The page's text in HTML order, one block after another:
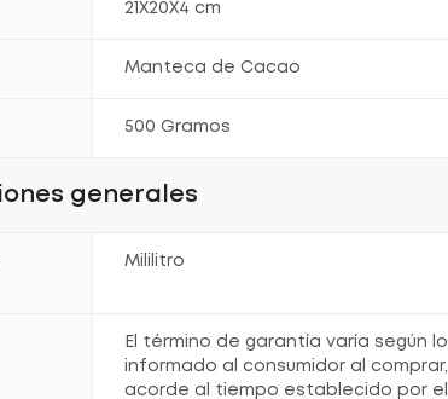
21X20X4 cm
Manteca de Cacao
500 Gramos
generales
Mililitro
El término de garantía varía según lo
informado al consumidor al comprar,
acorde al tiempo establecido por el